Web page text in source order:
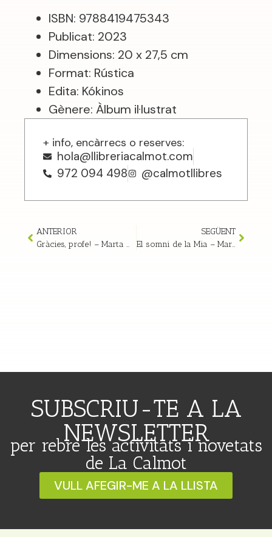
ISBN: 9788419475343
Publicat: 2023
Dimensions: 20 x 27,5 cm
Format: Rústica
Edita: Kókinos
Gènere: Àlbum il·lustrat
+ info, encàrrecs o reserves:
hola@llibreriacalmot.com
972 094 498
@calmotllibres
ANTERIOR
Gràcies, profe! – Marta Moreno
SEGÜENT
El somni de la Mia – Marta R. Costa-Jussà i M. J. Bausá
SUBSCRIU-TE A LA
NEWSLETTER
per rebre les activitats i novetats
de La Calmot
VULL AFEGIR-ME A LA LLISTA